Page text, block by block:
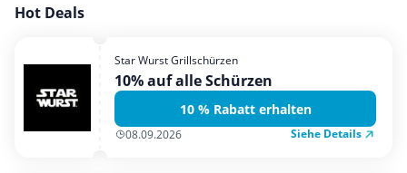
Garten, Haushalt & Tiere
Mobilfunk & Internet
Mode & Accessoires
Shopping
Hot Deals
Star Wurst Grillschürzen
10% auf alle Schürzen
10 % Rabatt erhalten
08.09.2026 Siehe Details